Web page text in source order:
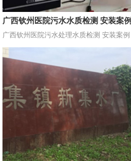
广西钦州医院污水水质检测 安装案例
广西钦州医院污水处理水质检测 安装案例